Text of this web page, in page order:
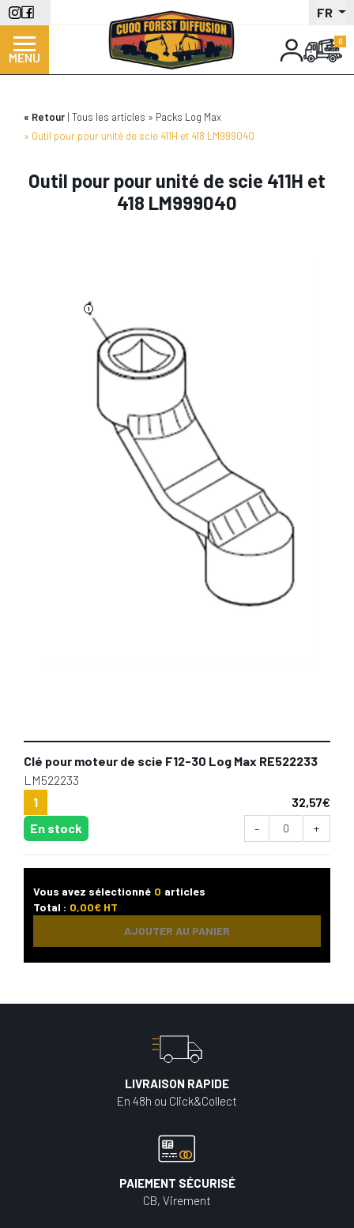
Aller
au
contenu
principal
FR
MENU
Retour Tous les articles
Packs Log Max
Outil pour pour unité de scie 411H et 418 LM999040
Outil pour pour unité de scie 411H et
418 LM999040
1
Clé pour moteur de scie F12-30 Log Max RE522233
LM522233
1
32,57€
En stock
- +
Vous avez sélectionné 0 articles
Total : 0,00€ HT
AJOUTER AU PANIER
LIVRAISON RAPIDE
En 48h ou Click&Collect
PAIEMENT SÉCURISÉ
CB, Virement